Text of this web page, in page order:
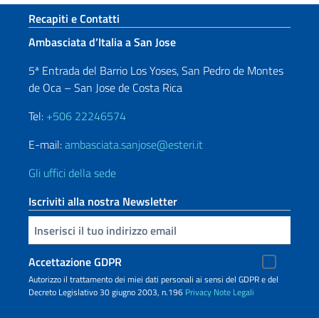
Sezione footer
Recapiti e Contatti
Ambasciata d’Italia a San Jose
5ª Entrada del Barrio Los Yoses, San Pedro de Montes
de Oca – San Jose de Costa Rica
Tel: +506 22246574
E-mail:ambasciata.sanjose@esteri.it
Gli uffici della sede
Iscriviti alla nostra Newsletter
Inserisci la tua email
Accettazione GDPR
Autorizzo il trattamento dei miei dati personali ai sensi del GDPR e del
Decreto Legislativo 30 giugno 2003, n.196 Privacy Note Legali